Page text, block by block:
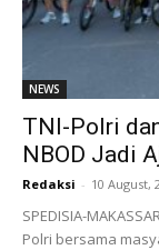
NEWS
TNI-Polri
NBOD Jadi
Redaksi - 10 August,
SPEDISIA-
Polri bersama